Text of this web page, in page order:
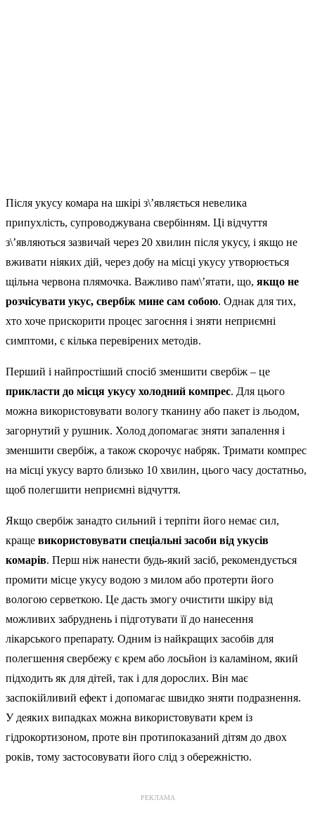
Після укусу комара на шкірі з\’являється невелика
припухлість, супроводжувана свербінням. Ці відчуття
з\’являються зазвичай через 20 хвилин після укусу, і якщо не
вживати ніяких дій, через добу на місці укусу утворюється
щільна червона плямочка. Важливо пам\’ятати, що, якщо не
розчісувати укус, свербіж мине сам собою. Однак для тих,
хто хоче прискорити процес загоєння і зняти неприємні
симптоми, є кілька перевірених методів.
Перший і найпростіший спосіб зменшити свербіж – це
прикласти до місця укусу холодний компрес. Для цього
можна використовувати вологу тканину або пакет із льодом,
загорнутий у рушник. Холод допомагає зняти запалення і
зменшити свербіж, а також скорочує набряк. Тримати компрес
на місці укусу варто близько 10 хвилин, цього часу достатньо,
щоб полегшити неприємні відчуття.
Якщо свербіж занадто сильний і терпіти його немає сил,
краще використовувати спеціальні засоби від укусів
комарів. Перш ніж нанести будь-який засіб, рекомендується
промити місце укусу водою з милом або протерти його
вологою серветкою. Це дасть змогу очистити шкіру від
можливих забруднень і підготувати її до нанесення
лікарського препарату. Одним із найкращих засобів для
полегшення свербежу є крем або лосьйон із каламіном, який
підходить як для дітей, так і для дорослих. Він має
заспокійливий ефект і допомагає швидко зняти подразнення.
У деяких випадках можна використовувати крем із
гідрокортизоном, проте він протипоказаний дітям до двох
років, тому застосовувати його слід з обережністю.
РЕКЛАМА